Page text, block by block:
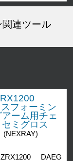
関連ツール
フォーミン
ーム用チェ
ミグロス
(NEXRAY)
DAEG